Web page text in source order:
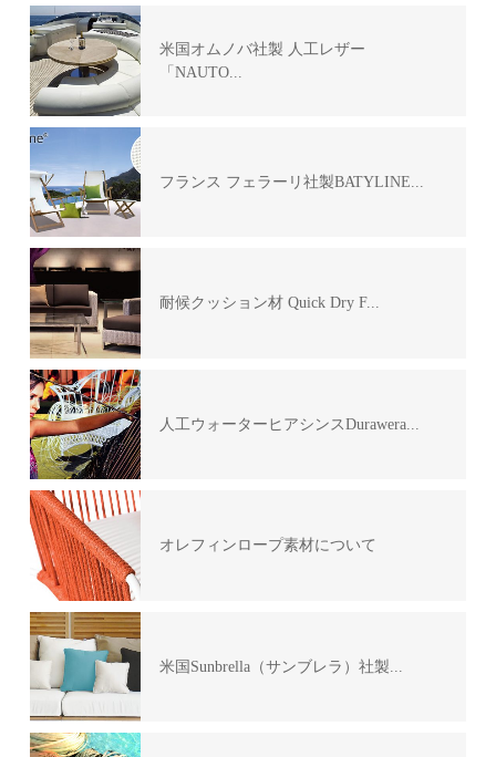
米国オムノバ社製 人工レザー
「NAUTO...
フランス フェラーリ社製BATYLINE...
耐候クッション材 Quick Dry F...
人工ウォーターヒアシンスDurawera...
オレフィンロープ素材について
米国Sunbrella（サンブレラ）社製...